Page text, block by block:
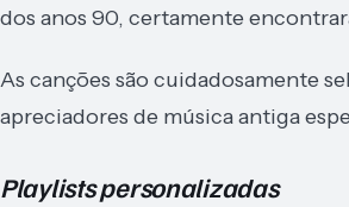
dos anos 90, certamente
As canções são cuidadosamente
apreciadores de música antiga
Playlists personalizadas